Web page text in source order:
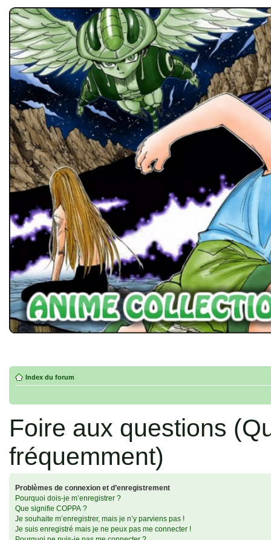
Index du forum
Foire aux questions
fréquemment)
Problèmes de connexion et d’enregistrement
Pourquoi dois-je m’enregistrer ?
Que signifie COPPA ?
Je souhaite m’enregistrer, mais je n’y parviens pas !
Je suis enregistré mais je ne peux pas me connecter !